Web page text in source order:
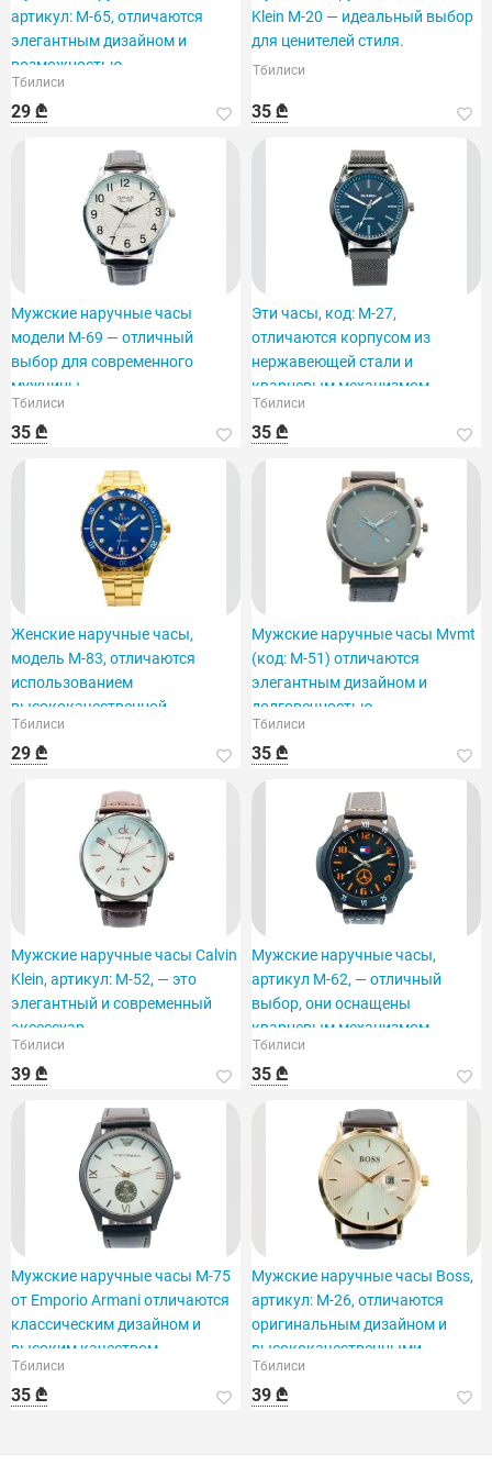
артикул: M-65, отличаются
элегантным дизайном и
возможностью
персонализации.
Тбилиси
29 ₾
Klein M-20 — идеальный выбор
для ценителей стиля.
Тбилиси
35 ₾
Мужские наручные часы
модели M-69 — отличный
выбор для современного
мужчины.
Тбилиси
35 ₾
Эти часы, код: M-27,
отличаются корпусом из
нержавеющей стали и
кварцевым механизмом.
Тбилиси
35 ₾
Женские наручные часы,
модель M-83, отличаются
использованием
высококачественной
нержавеющей стали.
Тбилиси
29 ₾
Мужские наручные часы Mvmt
(код: M-51) отличаются
элегантным дизайном и
долговечностью.
Тбилиси
35 ₾
Мужские наручные часы Calvin
Klein, артикул: M-52, — это
элегантный и современный
аксессуар.
Тбилиси
39 ₾
Мужские наручные часы,
артикул M-62, — отличный
выбор, они оснащены
кварцевым механизмом.
Тбилиси
35 ₾
Мужские наручные часы M-75
от Emporio Armani отличаются
классическим дизайном и
высоким качеством.
Тбилиси
35 ₾
Мужские наручные часы Boss,
артикул: M-26, отличаются
оригинальным дизайном и
высококачественными
материалами.
Тбилиси
39 ₾